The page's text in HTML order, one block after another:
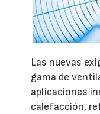
Las nuevas
gama de
aplicaciones
calefacción,